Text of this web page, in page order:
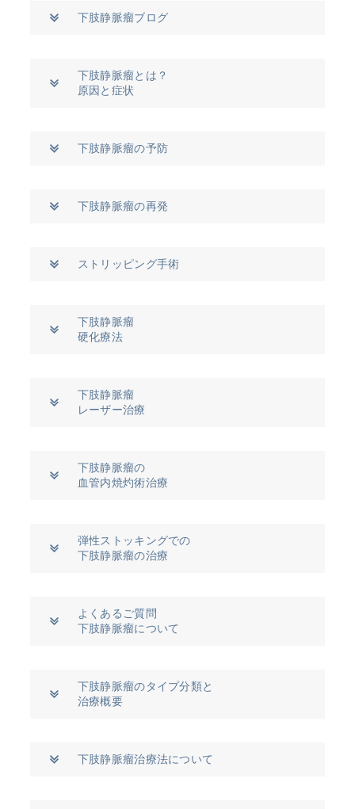
下肢静脈瘤ブログ
下肢静脈瘤とは？
原因と症状
下肢静脈瘤の予防
下肢静脈瘤の再発
ストリッピング手術
下肢静脈瘤
硬化療法
下肢静脈瘤
レーザー治療
下肢静脈瘤の
血管内焼灼術治療
弾性ストッキングでの
下肢静脈瘤の治療
よくあるご質問
下肢静脈瘤について
下肢静脈瘤のタイプ分類と
治療概要
下肢静脈瘤治療法について